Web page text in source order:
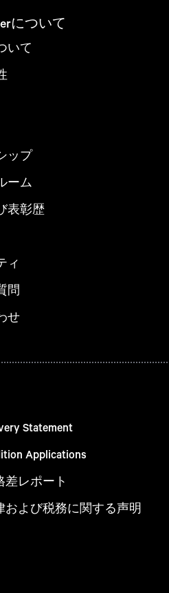
について
いて
ップ
ーム
表彰歴
ィ
問
せ
Statement
Applications
差レポート
および税務に関する声明